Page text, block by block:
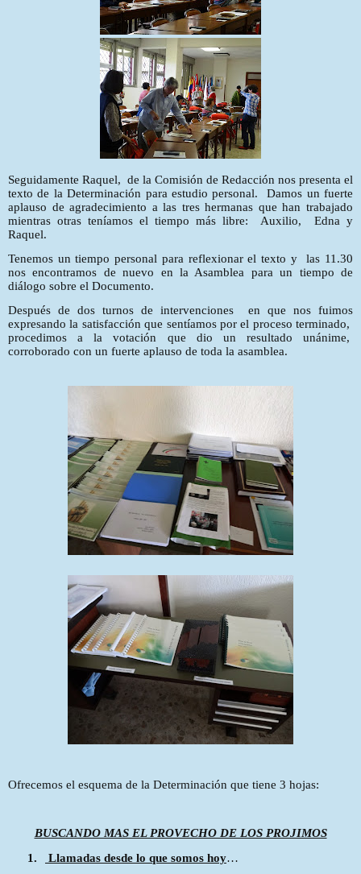
Seguidamente Raquel, de la Comisión de Redacción nos presenta el
texto de la Determinación para estudio personal.
Damos un fuerte
aplauso de agradecimiento a las tres hermanas que han trabajado
mientras otras teníamos el tiempo más libre:
Auxilio,
Edna y
Raquel.
Tenemos un tiempo personal para reflexionar el texto y
las 11.30
nos encontramos de nuevo en la Asamblea para un tiempo de
diálogo sobre el Documento.
Después de dos turnos de intervenciones
en que nos fuimos
expresando la satisfacción que sentíamos por el proceso terminado,
procedimos a la votación que dio un resultado unánime,
corroborado con un fuerte aplauso de toda la asamblea.
Ofrecemos el esquema de la Determinación que tiene 3 hojas:
BUSCANDO MAS EL PROVECHO DE LOS PROJIMOS
1.
Llamadas desde lo que somos hoy…